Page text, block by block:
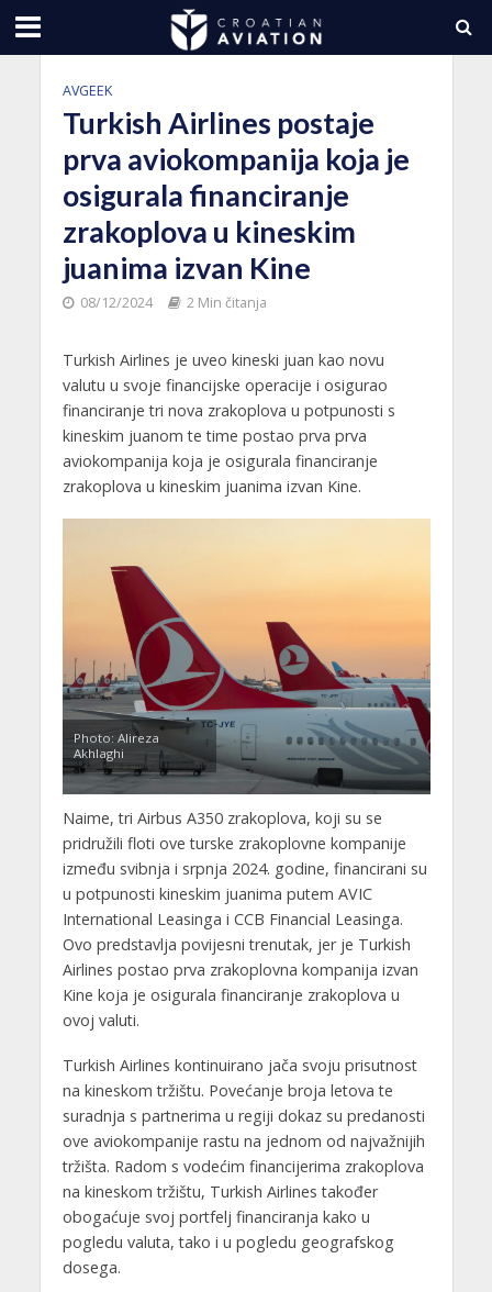
AVGEEK
Turkish Airlines postaje
prva aviokompanija koja je
osigurala financiranje
zrakoplova u kineskim
juanima izvan Kine
08/12/2024 2 Min čitanja
Turkish Airlines je uveo kineski juan kao novu
valutu u svoje financijske operacije i osigurao
financiranje tri nova zrakoplova u potpunosti s
kineskim juanom te time postao prva prva
aviokompanija koja je osigurala financiranje
zrakoplova u kineskim juanima izvan Kine.
Photo: Alireza
Akhlaghi
Naime, tri Airbus A350 zrakoplova, koji su se
pridružili floti ove turske zrakoplovne kompanije
između svibnja i srpnja 2024. godine, financirani su
u potpunosti kineskim juanima putem AVIC
International Leasinga i CCB Financial Leasinga.
Ovo predstavlja povijesni trenutak, jer je Turkish
Airlines postao prva zrakoplovna kompanija izvan
Kine koja je osigurala financiranje zrakoplova u
ovoj valuti.
Turkish Airlines kontinuirano jača svoju prisutnost
na kineskom tržištu. Povećanje broja letova te
suradnja s partnerima u regiji dokaz su predanosti
ove aviokompanije rastu na jednom od najvažnijih
tržišta. Radom s vodećim financijerima zrakoplova
na kineskom tržištu, Turkish Airlines također
obogaćuje svoj portfelj financiranja kako u
pogledu valuta, tako i u pogledu geografskog
dosega.